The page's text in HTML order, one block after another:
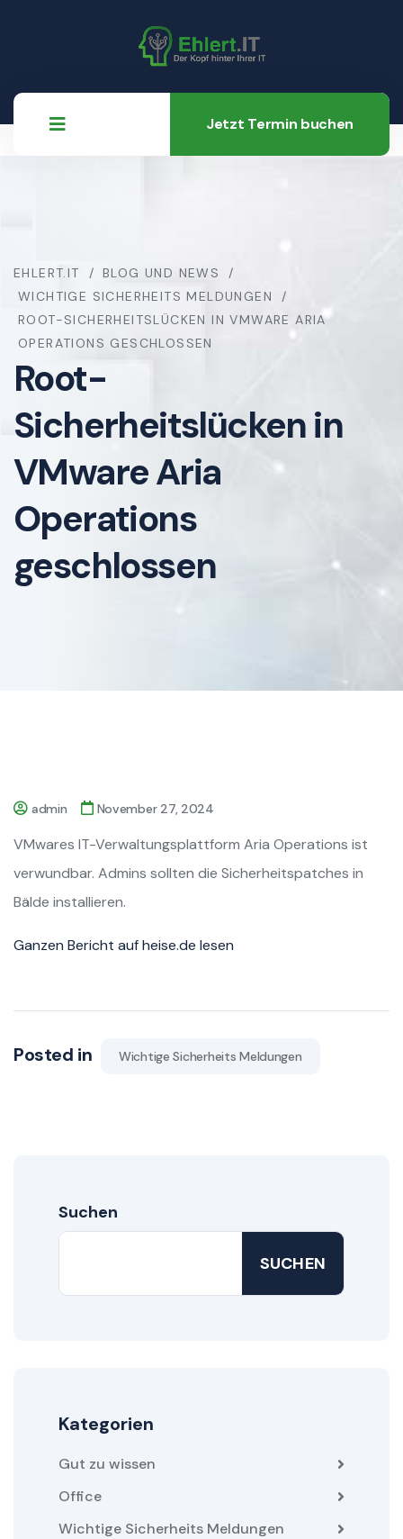
Jetzt Termin buchen
EHLERT.IT
BLOG UND NEWS
WICHTIGE SICHERHEITS MELDUNGEN
ROOT-SICHERHEITSLÜCKEN IN VMWARE ARIA
OPERATIONS GESCHLOSSEN
Root-
Sicherheitslücken in
VMware Aria
Operations
geschlossen
admin November 27, 2024
VMwares IT-Verwaltungsplattform Aria Operations ist
verwundbar. Admins sollten die Sicherheitspatches in
Bälde installieren.
Ganzen Bericht auf heise.de lesen
Posted in Wichtige Sicherheits Meldungen
Suchen
SUCHEN
Kategorien
Gut zu wissen
Office
Wichtige Sicherheits Meldungen